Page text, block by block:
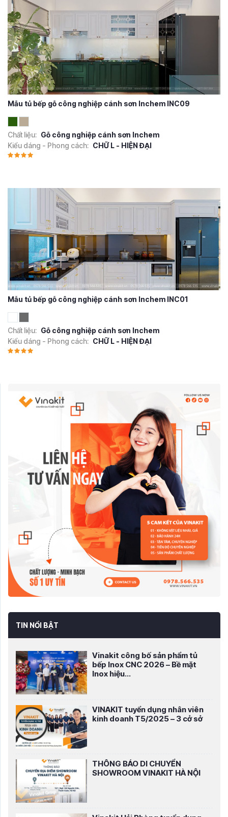
TIN NỔI BẬT
Vinakit công bố sản phẩm tủ
bếp Inox CNC 2026 – Bề mặt
Inox hiệu...
VINAKIT tuyển dụng nhân viên
kinh doanh T5/2025 – 3 cở sở
THÔNG BÁO DI CHUYỂN
SHOWROOM VINAKIT HÀ NỘI
Mẫu tủ bếp gỗ công nghiệp cánh sơn Inchem INC09
Chất liệu: Gỗ công nghiệp cánh sơn Inchem
Kiểu dáng - Phong cách: CHỮ L - HIỆN ĐẠI
Mẫu tủ bếp gỗ công nghiệp cánh sơn Inchem INC01
Chất liệu: Gỗ công nghiệp cánh sơn Inchem
Kiểu dáng - Phong cách: CHỮ L - HIỆN ĐẠI